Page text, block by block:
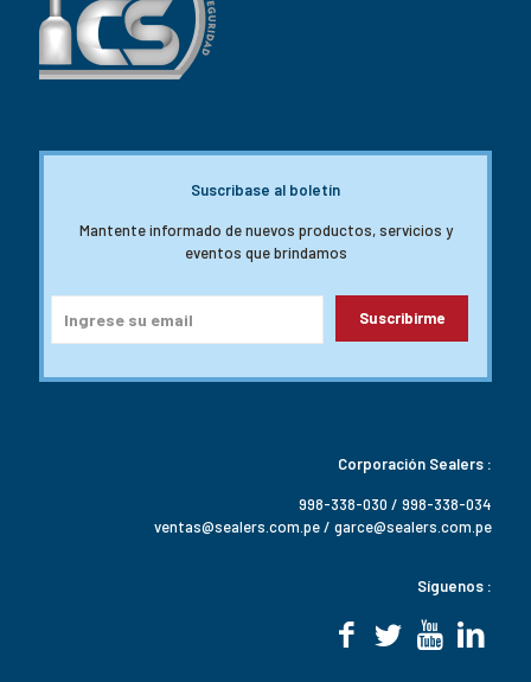
Suscribase al boletín
Mantente informado de nuevos productos, servicios y
eventos que brindamos
Corporación Sealers :
998-338-030 / 998-338-034
ventas@sealers.com.pe / garce@sealers.com.pe
Síguenos :